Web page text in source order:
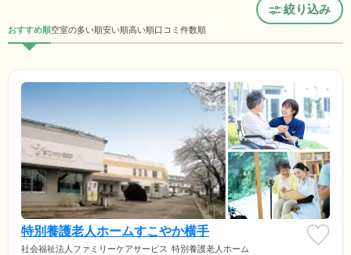
絞り込み
おすすめ順空室の多い順安い順高い順口コミ件数順
特別養護老人ホームすこやか横手
社会福祉法人ファミリーケアサービス 特別養護老人ホーム